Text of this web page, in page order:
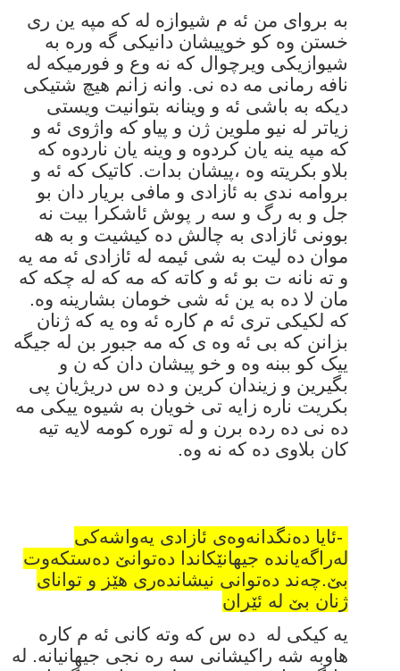
به بروای من ئه م شیوازه له که مپه ین ری
خستن وه کو خوپیشان دانیکی گه وره به
شیوازیکی ویرچوال که نه وع و فورمیکه له
نافه رمانی مه ده نی. وانه زانم هیچ شتیکی
دیکه به باشی ئه و وینانه بتوانیت ویستی
زیاتر له نیو ملوین ژن و پیاو که واژوی ئه و
که مپه ینه یان کردوه و وینه یان ناردوه که
بلاو بکریته وه ،پیشان بدات. کاتیک که ئه و
بروامه ندی به ئازادی و مافی بریار دان بو
جل و به رگ و سه ر پوش ئاشکرا بیت نه
بوونی ئازادی به چالش ده کیشیت و به هه
موان ده لیت به شی ئیمه له ئازادی ئه مه یه
و ته نانه ت بو ئه و کاته که مه که له چکه که
مان لا ده به ین ئه شی خومان بشارینه وه.
که لکیکی تری ئه م کاره ئه وه یه که ژنان
بزانن که بی ئه وه ی که مه جبور بن له جیگه
ییک کو ببنه وه و خو پیشان دان که ن و
بگیرین و زیندان کرین و ده س دریژیان پی
بکریت ناره زایه تی خویان به شیوه ییکی مه
ده نی ده رده برن و له توره کومه لایه تیه
کان بلاوی ده که نه وه.
-ئایا دەنگدانەوەی ئازادی یەواشەکی
لەراگەیاندە جیهانێکاندا دەتوانێ دەستکەوت
بێ.چەند دەتوانی نیشاندەری هێز و توانای
ژنان بێ لە ئێران
یه کیکی له ده س که وته کانی ئه م کاره
هاوبه شه راکیشانی سه ره نجی جیهانیانه. له